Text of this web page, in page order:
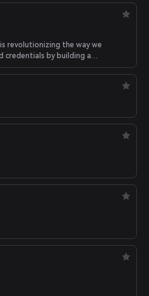
credentials by building a
enables self-sovereign
College Degrees,
and decentralized storage
network participants to unlock
value, which were previously
- 250+ brands
through Moongate (including
etc.) - 200K+ MAUs and $2.8M+
BNB Chain, X1, Polygon, Base,
Cogitent Ventures, Token Bay
24.